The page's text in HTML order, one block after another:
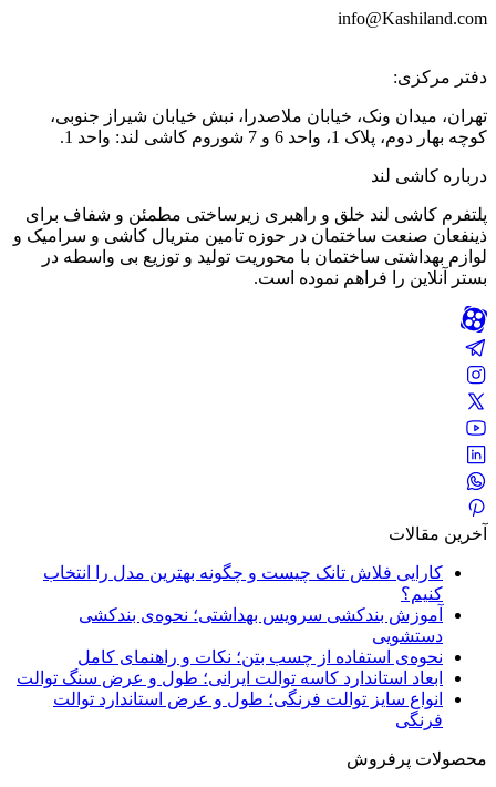
info@Kashiland.com
دفتر مرکزی:
تهران، میدان ونک، خیابان ملاصدرا، نبش خیابان شیراز جنوبی،
کوچه بهار دوم، پلاک 1، واحد 6 و 7 شوروم کاشی لند: واحد 1.
درباره کاشی لند
پلتفرم کاشی لند خلق و راهبری زیرساختی مطمئن و شفاف برای
ذینفعان صنعت ساختمان در حوزه تامین متریال کاشی و سرامیک و
لوازم بهداشتی ساختمان با محوریت تولید و توزیع بی واسطه در
بستر آنلاین را فراهم نموده است.
آخرین مقالات
کارایی فلاش تانک چیست و چگونه بهترین مدل را انتخاب
کنیم؟
آموزش بندکشی سرویس بهداشتی؛ نحوه‌ی بندکشی
دستشویی
نحوه‌ی استفاده از چسب بتن؛ نکات و راهنمای کامل
ابعاد استاندارد کاسه توالت ایرانی؛ طول و عرض سنگ توالت
انواع سایز توالت فرنگی؛ طول و عرض استاندارد توالت
فرنگی
محصولات پرفروش